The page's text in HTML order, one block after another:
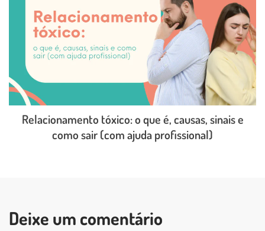
Relacionamento tóxico: o que é, causas, sinais e
como sair (com ajuda profissional)
Deixe um comentário